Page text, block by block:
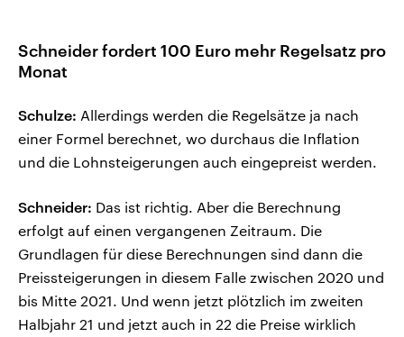
Schneider fordert 100 Euro mehr Regelsatz pro
Monat
Schulze: Allerdings werden die Regelsätze ja nach
einer Formel berechnet, wo durchaus die Inflation
und die Lohnsteigerungen auch eingepreist werden.
Schneider: Das ist richtig. Aber die Berechnung
erfolgt auf einen vergangenen Zeitraum. Die
Grundlagen für diese Berechnungen sind dann die
Preissteigerungen in diesem Falle zwischen 2020 und
bis Mitte 2021. Und wenn jetzt plötzlich im zweiten
Halbjahr 21 und jetzt auch in 22 die Preise wirklich